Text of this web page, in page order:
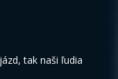
tak naši ľudia